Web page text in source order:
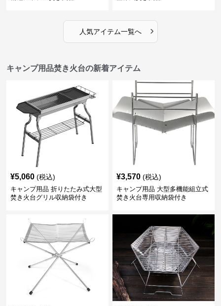
人気アイテム一覧へ ›
キャンプ用品焚き火台の新着アイテム
¥5,060 (税込)
キャンプ用品 折りたたみ式大型
焚き火台グリル収納袋付き
¥3,570 (税込)
キャンプ用品 大型多機能組立式
焚き火台専用収納袋付き